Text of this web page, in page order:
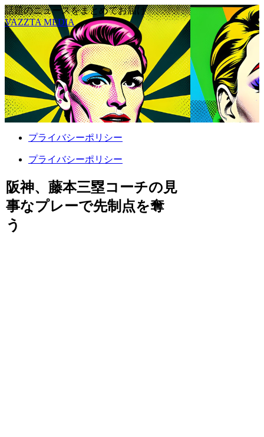
話題のニュースをまとめてお届け
VAZZTA MEDIA
プライバシーポリシー
プライバシーポリシー
阪神、藤本三塁コーチの見
事なプレーで先制点を奪
う